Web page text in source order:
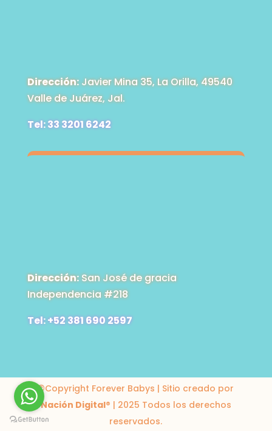
Dirección:Javier Mina 35, La Orilla, 49540
Valle de Juárez, Jal.
Tel: 33 3201 6242
Dirección:San José de gracia
Independencia #218
Tel: +52 381 690 2597
©Copyright Forever Babys | Sitio creado por
Nación Digital® | 2025 Todos los derechos
reservados.